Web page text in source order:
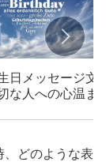
日メッセージ文
な人への心温ま
、どのような表